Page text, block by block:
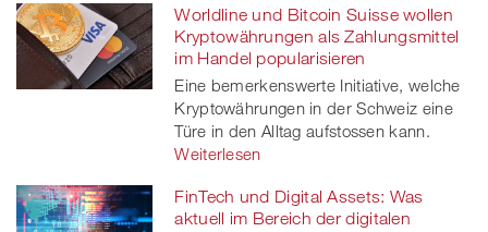
Worldline und Bitcoin Suisse wollen
Kryptowährungen als Zahlungsmittel
im Handel popularisieren
Eine bemerkenswerte Initiative, welche
Kryptowährungen in der Schweiz eine
Türe in den Alltag aufstossen kann.
Weiterlesen
FinTech und Digital Assets: Was
aktuell im Bereich der digitalen